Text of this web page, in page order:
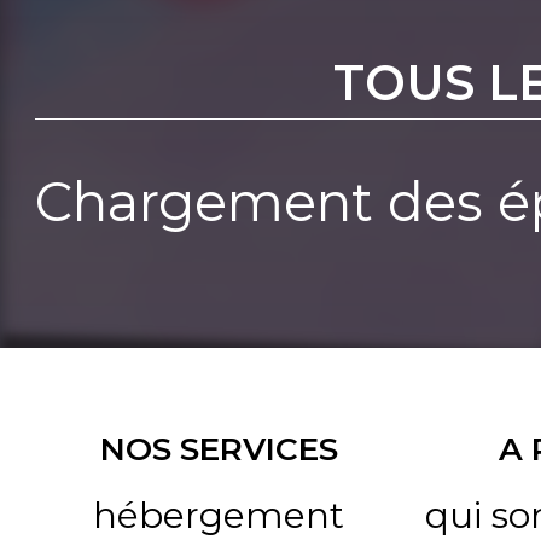
TOUS
Chargement des
NOS SERVICES
hébergement
A
qui